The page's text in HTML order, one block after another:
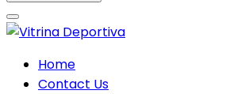
Home
Contact Us